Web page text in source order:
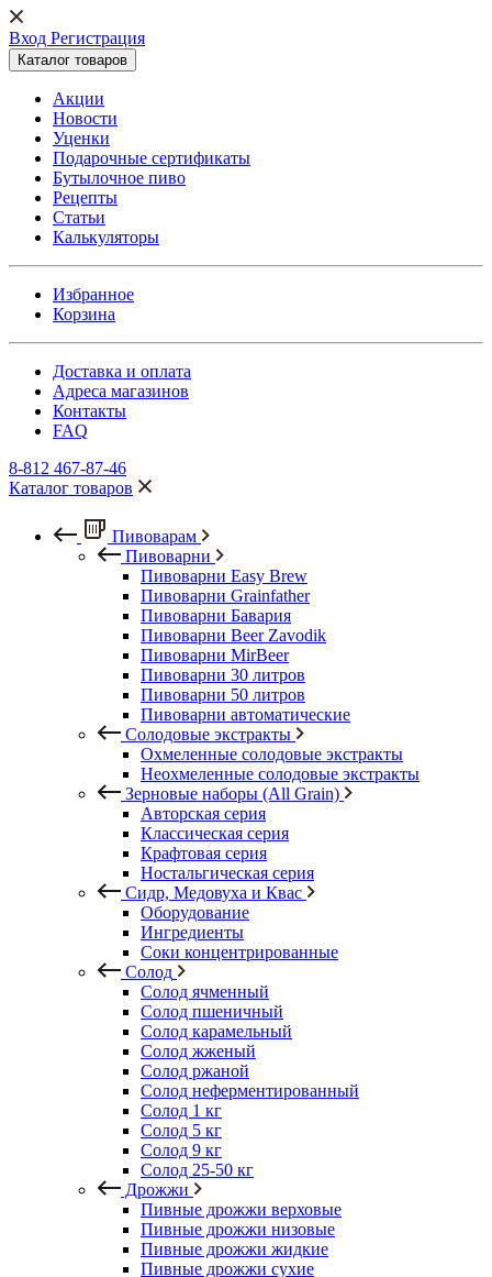
Вход Регистрация
Каталог товаров
Акции
Новости
Уценки
Подарочные сертификаты
Бутылочное пиво
Рецепты
Статьи
Калькуляторы
Избранное
Корзина
Доставка и оплата
Адреса магазинов
Контакты
FAQ
8-812 467-87-46
Каталог товаров
Пивоварам
Пивоварни
Пивоварни Easy Brew
Пивоварни Grainfather
Пивоварни Бавария
Пивоварни Beer Zavodik
Пивоварни MirBeer
Пивоварни 30 литров
Пивоварни 50 литров
Пивоварни автоматические
Солодовые экстракты
Охмеленные солодовые экстракты
Неохмеленные солодовые экстракты
Зерновые наборы (All Grain)
Авторская серия
Классическая серия
Крафтовая серия
Ностальгическая серия
Сидр, Медовуха и Квас
Оборудование
Ингредиенты
Соки концентрированные
Солод
Солод ячменный
Солод пшеничный
Солод карамельный
Солод жженый
Солод ржаной
Солод неферментированный
Солод 1 кг
Солод 5 кг
Солод 9 кг
Солод 25-50 кг
Дрожжи
Пивные дрожжи верховые
Пивные дрожжи низовые
Пивные дрожжи жидкие
Пивные дрожжи сухие